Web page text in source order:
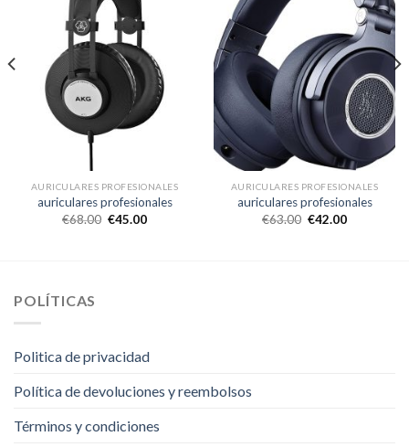
AURICULARES PROFESIONALES
auriculares profesionales
€68.00 €45.00
AURICULARES PROFESIONALES
auriculares profesionales
€63.00 €42.00
POLÍTICAS
Politica de privacidad
Política de devoluciones y reembolsos
Términos y condiciones